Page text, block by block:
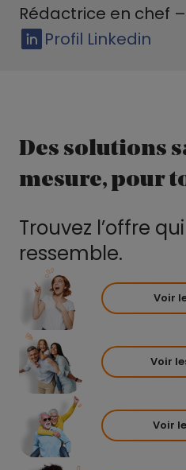
Rédactrice en chef
Profil Linkedin
Des solutions
mesure, pour
Trouvez l’offre
ressemble.
Voir
Voir
Voir